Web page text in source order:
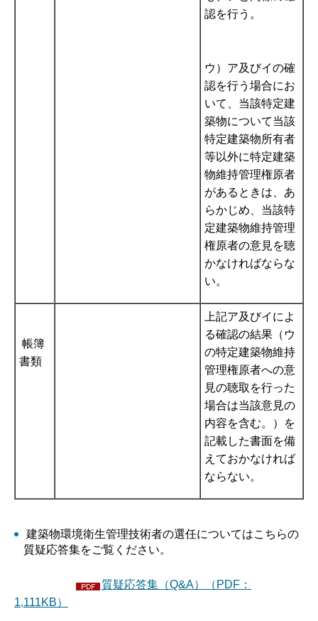
認を行う。
ウ）ア及びイの確
認を行う場合にお
いて、当該特定建
築物について当該
特定建築物所有者
等以外に特定建築
物維持管理権原者
があるときは、あ
らかじめ、当該特
定建築物維持管理
権原者の意見を聴
かなければならな
い。
帳簿
書類
上記ア及びイによ
る確認の結果（ウ
の特定建築物維持
管理権原者への意
見の聴取を行った
場合は当該意見の
内容を含む。）を
記載した書面を備
えておかなければ
ならない。
建築物環境衛生管理技術者の選任についてはこちらの
質疑応答集をご覧ください。
質疑応答集（Q&A）（PDF：
1,111KB）